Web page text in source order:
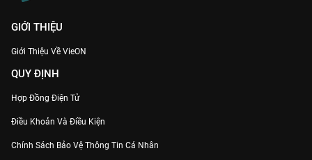
GIỚI THIỆU
Giới Thiệu Về VieON
QUY ĐỊNH
Hợp Đồng Điện Tử
Điều Khoản Và Điều Kiện
Chính Sách Bảo Vệ Thông Tin Cá Nhân